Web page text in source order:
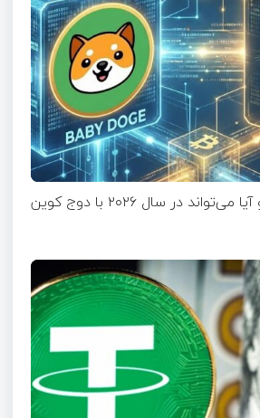
بیبی دوج چیست و آیا می‌تواند در سال ۲۰۲۶ با دوج کوین